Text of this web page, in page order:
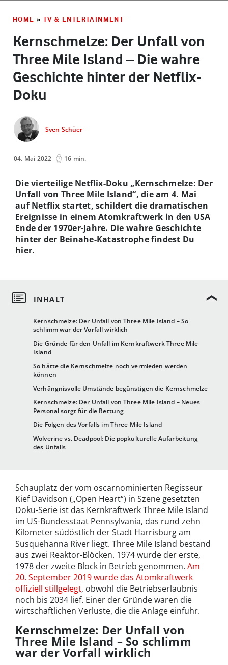
HOME » TV & ENTERTAINMENT
Kernschmelze: Der Unfall von
Three Mile Island – Die wahre
Geschichte hinter der Netflix-
Doku
Sven Schüer
04. Mai 2022 16 min.
Kernschmelze: Der Unfall von Three Mile Island – So
schlimm war der Vorfall wirklich
Die Gründe für den Unfall im Kernkraftwerk Three Mile
Island
So hätte die Kernschmelze noch vermieden werden
können
Verhängnisvolle Umstände begünstigen die Kernschmelze
Kernschmelze: Der Unfall von Three Mile Island – Neues
Personal sorgt für die Rettung
Die Folgen des Vorfalls im Three Mile Island
Wolverine vs. Deadpool: Die popkulturelle Aufarbeitung
des Unfalls
Die vierteilige Netflix-Doku „Kernschmelze: Der
Unfall von Three Mile Island“, die am 4. Mai
auf Netflix startet, schildert die dramatischen
Ereignisse in einem Atomkraftwerk in den USA
Ende der 1970er-Jahre. Die wahre Geschichte
hinter der Beinahe-Katastrophe findest Du
hier.
Schauplatz der vom oscarnominierten Regisseur
Kief Davidson („Open Heart“) in Szene gesetzten
Doku-Serie ist das Kernkraftwerk Three Mile Island
im US-Bundesstaat Pennsylvania, das rund zehn
Kilometer südöstlich der Stadt Harrisburg am
Susquehanna River liegt. Three Mile Island bestand
aus zwei Reaktor-Blöcken. 1974 wurde der erste,
1978 der zweite Block in Betrieb genommen. Am
20. September 2019 wurde das Atomkraftwerk
offiziell stillgelegt, obwohl die Betriebserlaubnis
noch bis 2034 lief. Einer der Gründe waren die
wirtschaftlichen Verluste, die die Anlage einfuhr.
Kernschmelze: Der Unfall von
Three Mile Island – So schlimm
war der Vorfall wirklich